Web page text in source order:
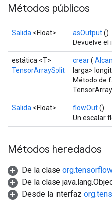
Métodos públicos
Salida <Float> asOutput()
Devuelve el
estática <T>
TensorArraySplit
crear(
larga>
Método de
Salida <Float> flowOut()
Un escalar
Métodos heredados
De la clase
De la clase
Desde la interfaz